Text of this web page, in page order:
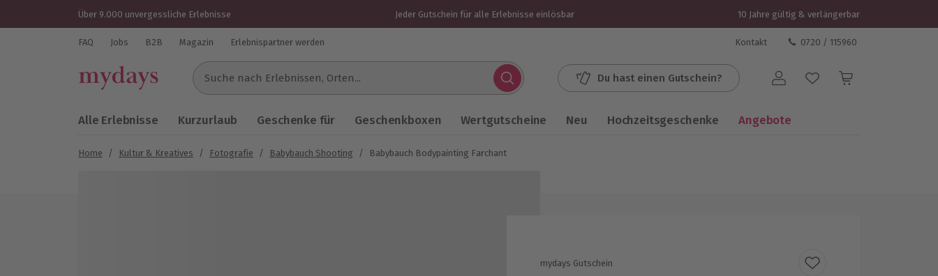
Über 9.000 unvergessliche Erlebnisse Jeder Gutschein für alle Erlebnisse einlösbar 10 Jahre gültig & verlängerbar
FAQ Jobs B2B Magazin Erlebnispartner werden Kontakt 0720 / 115960
Suche nach Erlebnissen...
Du hast einen Gutschein? Benutzerkonto
Alle Erlebnisse Kurzurlaub Geschenke für Geschenkboxen Wertgutscheine Neu Hochzeitsgeschenke Angebote
Home / Kultur & Kreatives / Fotografie / Babybauch Shooting / Babybauch Bodypainting Farchant
mydays Gutschein